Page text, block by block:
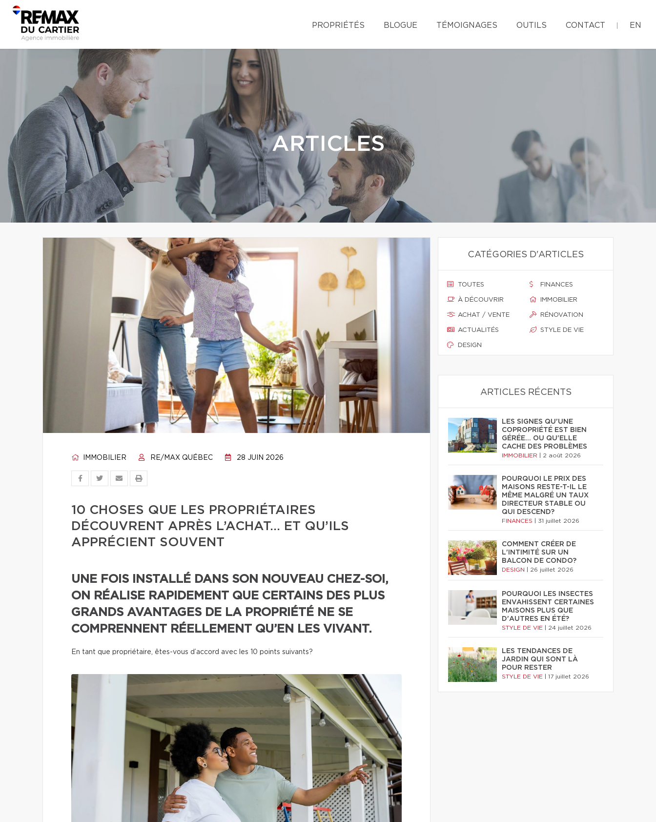
PROPRIÉTÉS BLOGUE TÉMOIGNAGES OUTILS CONTACT EN
ARTICLES
IMMOBILIER RE/MAX QUÉBEC 28 JUIN 2026
10 CHOSES QUE LES PROPRIÉTAIRES
DÉCOUVRENT APRÈS L’ACHAT… ET QU’ILS
APPRÉCIENT SOUVENT
UNE FOIS INSTALLÉ DANS SON NOUVEAU CHEZ-SOI,
ON RÉALISE RAPIDEMENT QUE CERTAINS DES PLUS
GRANDS AVANTAGES DE LA PROPRIÉTÉ NE SE
COMPRENNENT RÉELLEMENT QU’EN LES VIVANT.
En tant que propriétaire, êtes-vous d’accord avec les 10 points suivants?
CATÉGORIES D'ARTICLES
TOUTES
À DÉCOUVRIR
ACHAT / VENTE
ACTUALITÉS
DESIGN
FINANCES
IMMOBILIER
RÉNOVATION
STYLE DE VIE
ARTICLES RÉCENTS
LES SIGNES QU'UNE
COPROPRIÉTÉ EST BIEN
GÉRÉE… OU QU'ELLE
CACHE DES PROBLÈMES
IMMOBILIER 2 août 2026
POURQUOI LE PRIX DES
MAISONS RESTE-T-IL LE
MÊME MALGRÉ UN TAUX
DIRECTEUR STABLE OU
QUI DESCEND?
FINANCES 31 juillet 2026
COMMENT CRÉER DE
L'INTIMITÉ SUR UN
BALCON DE CONDO?
DESIGN 26 juillet 2026
POURQUOI LES INSECTES
ENVAHISSENT CERTAINES
MAISONS PLUS QUE
D'AUTRES EN ÉTÉ?
STYLE DE VIE 24 juillet 2026
LES TENDANCES DE
JARDIN QUI SONT LÀ
POUR RESTER
STYLE DE VIE 17 juillet 2026